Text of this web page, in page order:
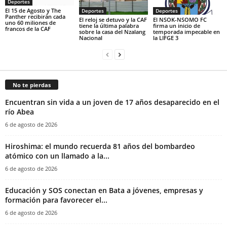
Deportes
El 15 de Agosto y The
Panther recibirán cada
uno 60 miliones de
francos de la CAF
Deportes
El reloj se detuvo y la CAF
tiene la última palabra
sobre la casa del Nzalang
Nacional
Deportes
El NSOK-NSOMO FC
firma un inicio de
temporada impecable en
la LIFGE 3
No te pierdas
Encuentran sin vida a un joven de 17 años desaparecido en el
río Abea
6 de agosto de 2026
Hiroshima: el mundo recuerda 81 años del bombardeo
atómico con un llamado a la...
6 de agosto de 2026
Educación y SOS conectan en Bata a jóvenes, empresas y
formación para favorecer el...
6 de agosto de 2026